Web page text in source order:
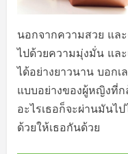
นอกจากความสวย แล
ไปด้วยความมุ่งมั่น แล
ได้อย่างยาวนาน บอกเ
แบบอย่างของผู้หญิงที่ก
อะไรเธอก็จะผ่านมันไ
ด้วยให้เธอกันด้วย